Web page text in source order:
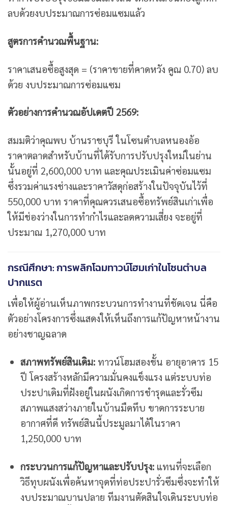
ลบด้วยงบประมาณการซ่อมแซมแล้ว
สูตรการคำนวณพื้นฐาน:
ราคาเสนอซื้อสูงสุด = (ราคาขายที่คาดหวัง คูณ 0.70) ลบ
ด้วย งบประมาณการซ่อมแซม
ตัวอย่างการคำนวณอัปเดตปี 2569:
สมมติว่าคุณพบ บ้านราชบุรี ในโซนตำบลหนองอ้อ
ราคาตลาดสำหรับบ้านที่ได้รับการปรับปรุงใหม่ในย่าน
นั้นอยู่ที่ 2,600,000 บาท และคุณประเมินค่าซ่อมแซม
ซึ่งรวมค่าแรงช่างและราคาวัสดุก่อสร้างในปัจจุบันไว้ที่
550,000 บาท ราคาที่คุณควรเสนอซื้อทรัพย์สินเก่าเพื่อ
ให้มีช่องว่างในการทำกำไรและลดความเสี่ยง จะอยู่ที่
ประมาณ 1,270,000 บาท
กรณีศึกษา: การพลิกโฉมทาวน์โฮมเก่าในโซนตำบล
ปากแรต
เพื่อให้ผู้อ่านเห็นภาพกระบวนการทำงานที่ชัดเจน นี่คือ
ตัวอย่างโครงการซึ่งแสดงให้เห็นถึงการแก้ปัญหาหน้างาน
อย่างชาญฉลาด
สภาพทรัพย์สินเดิม:ทาวน์โฮมสองชั้น อายุอาคาร 15
ปี โครงสร้างหลักมีความมั่นคงแข็งแรง แต่ระบบท่อ
ประปาเดิมที่ฝังอยู่ในผนังเกิดการชำรุดและรั่วซึม
สภาพแสงสว่างภายในบ้านมืดทึบ ขาดการระบาย
อากาศที่ดี ทรัพย์สินนี้ประมูลมาได้ในราคา
1,250,000 บาท
กระบวนการแก้ปัญหาและปรับปรุง:แทนที่จะเลือก
วิธีทุบผนังเพื่อค้นหาจุดที่ท่อประปารั่วซึมซึ่งจะทำให้
งบประมาณบานปลาย ทีมงานตัดสินใจเดินระบบท่อ